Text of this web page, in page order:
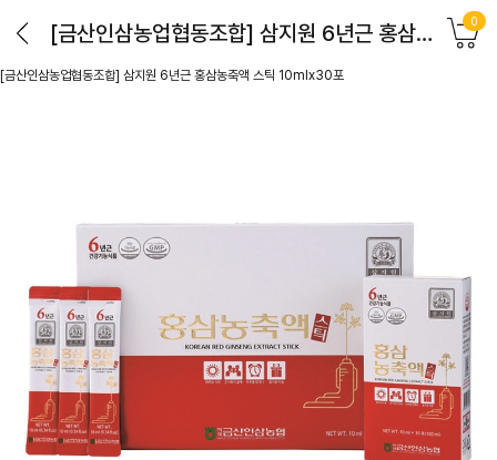
[금산인삼농업협동조합] 삼지원 6년근 홍삼농축액 스틱 10mlx30포 0
[금산인삼농업협동조합] 삼지원 6년근 홍삼농축액 스틱 10mlx30포